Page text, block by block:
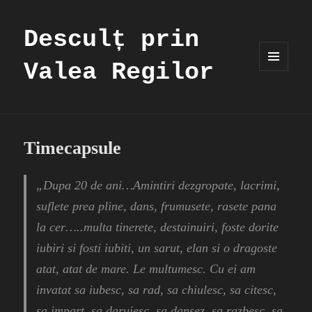
Desculț prin
Valea Regilor
Timecapsule
„Dupa 20 de ani…Amintiri dezgropate, lacrimi,
suflete prea pline, dans, frumusete, rasete pana
la cer…..multa tinerete, destainuiri, foste dorite
iubiri si fosti iubiti, un sarut, elan si o dragoste
atat, atat de mare. Le multumesc. Cu ei am
invatat sa iubesc, sa rad, sa chiulesc, sa citesc,